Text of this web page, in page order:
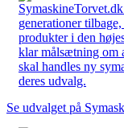
generationer
produkter i den
klar målsætning om
skal handles ny
deres udvalg.
Se udvalget på